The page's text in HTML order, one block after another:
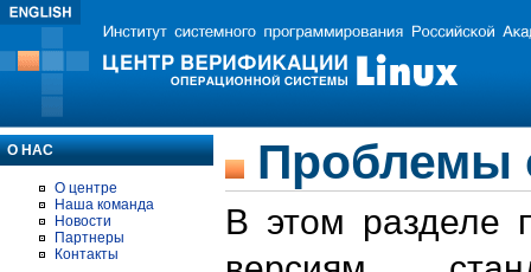
О НАС
О центре
Наша команда
Новости
Партнеры
Контакты
Проблемы
В этом разделе